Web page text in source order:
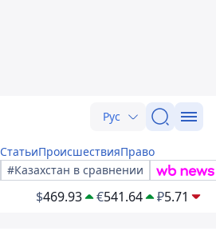
Рус
СтатьиПроисшествияПраво
#Казахстан в сравнении
$469.93 €541.64 ₽5.71